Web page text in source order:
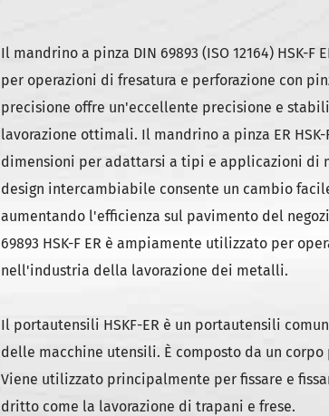
Il mandrino a pinza DIN 69893 (ISO 12164) HSK-
per operazioni di fresatura e perforazione con
precisione offre un'eccellente precisione e
lavorazione ottimali. Il mandrino a pinza ER
dimensioni per adattarsi a tipi e applicazioni di
design intercambiabile consente un cambio
aumentando l'efficienza sul pavimento del
69893 HSK-F ER è ampiamente utilizzato per
nell'industria della lavorazione dei metalli.
Il portautensili HSKF-ER è un portautensili
delle macchine utensili. È composto da un
Viene utilizzato principalmente per fissare e
dritto come la lavorazione di trapani e frese.